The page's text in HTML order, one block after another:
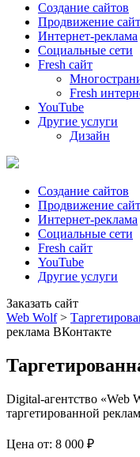
Создание сайтов
Продвижение
Интернет-реклама
Социальные сети
Fresh сайт
Fresh
YouTube
Другие услуги
Дизайн
Создание сайтов
Продвижение
Интернет-реклама
Социальные сети
Fresh сайт
YouTube
Другие услуги
Заказать сайт
Web Wolf>
реклама ВКонтакте
Digital-агентство «Web
таргетированной
Цена от: 8 000 ₽